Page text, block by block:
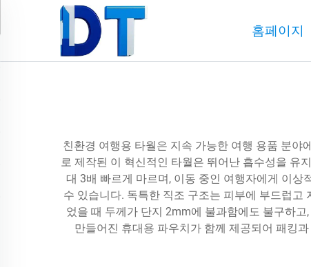
홈페이지
친환경 여행용 타월은 지속 가능한 여행 용품 분야
로 제작된 이 혁신적인 타월은 뛰어난 흡수성을 유
대 3배 빠르게 마르며, 이동 중인 여행자에게 이
수 있습니다. 독특한 직조 구조는 피부에 부드럽
었을 때 두께가 단지 2mm에 불과함에도 불구하
만들어진 휴대용 파우치가 함께 제공되어 패킹